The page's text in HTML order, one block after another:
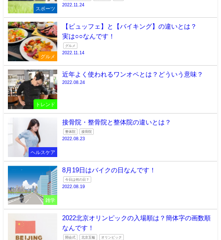
スポーツ
2022.11.24
グルメ
【ビュッフェ】と【バイキング】の違いとは？
実は○○なんです！
グルメ
2022.11.14
トレンド
近年よく使われるワンオペとは？どういう意味？
2022.08.24
ヘルスケア
接骨院・整骨院と整体院の違いとは？
整体院 接骨院
2022.08.23
雑学
8月19日はバイクの日なんです！
今日は何の日？
2022.08.19
2022北京オリンピックの入場順は？簡体字の画数順
なんです！
開会式 北京五輪 オリンピック